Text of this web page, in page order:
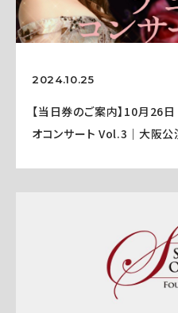
2024.10.25
【当日券のご案内】10月26
オコンサート Vol.3｜大阪公